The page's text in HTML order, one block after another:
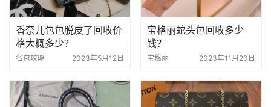
香奈儿包包脱皮了回收价
格大概多少？
名包攻略 2023年5月12日
宝格丽蛇头包回收多少
钱？
宝格丽 2023年11月20日